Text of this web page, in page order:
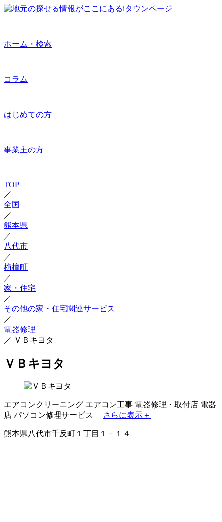
ホーム・検索
コラム
はじめての方
事業主の方
TOP
／
全国
／
熊本県
／
八代市
／
栴檀町
／
家・住宅
／
その他の家・住宅関連サービス
／
電器修理
／ ＶＢキヨタ
ＶＢキヨタ
エアコンクリーニング エアコン工事 電器修理・取付店 電器
店 パソコン修理サービス さらに表示＋
熊本県八代市千反町１丁目１－１４